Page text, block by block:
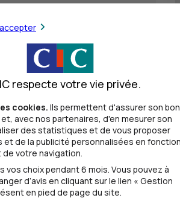
Fermé
HAUTE NORMANDIE - BP
TROUIN
respecte votre vie privée.
cookies. Ils permettent d'assurer son bon
avec nos partenaires, d'en mesurer son
des statistiques et de vous proposer
et de la publicité personnalisées en
votre navigation.
vos choix pendant 6 mois. Vous pouvez à
d’avis en cliquant sur le lien « Gestion
en pied de page du site.